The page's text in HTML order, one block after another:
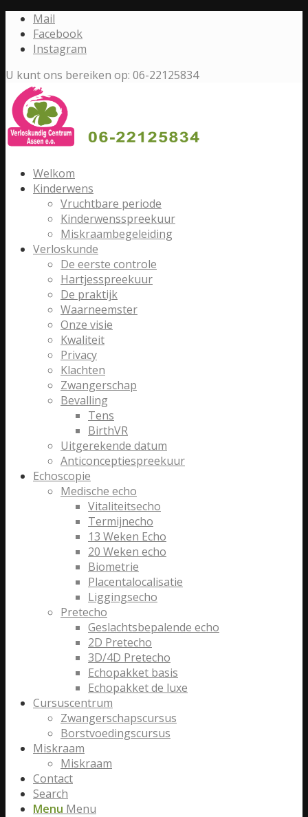
Mail
Facebook
Instagram
U kunt ons bereiken op: 06-22125834
Welkom
Kinderwens
Vruchtbare periode
Kinderwensspreekuur
Miskraambegeleiding
Verloskunde
De eerste controle
Hartjesspreekuur
De praktijk
Waarneemster
Onze visie
Kwaliteit
Privacy
Klachten
Zwangerschap
Bevalling
Tens
BirthVR
Uitgerekende datum
Anticonceptiespreekuur
Echoscopie
Medische echo
Vitaliteitsecho
Termijnecho
13 Weken Echo
20 Weken echo
Biometrie
Placentalocalisatie
Liggingsecho
Pretecho
Geslachtsbepalende echo
2D Pretecho
3D/4D Pretecho
Echopakket basis
Echopakket de luxe
Cursuscentrum
Zwangerschapscursus
Borstvoedingscursus
Miskraam
Miskraam
Contact
Search
Menu Menu